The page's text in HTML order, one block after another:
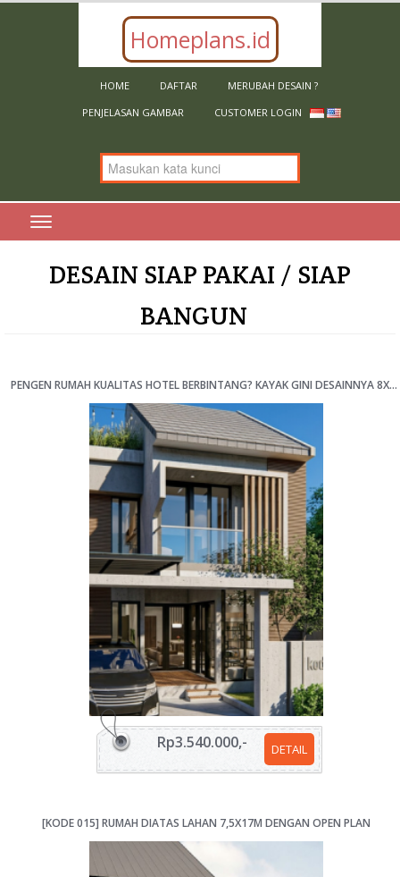
Homeplans.id
HOME DAFTAR
MERUBAH DESAIN ?
PENJELASAN GAMBAR
CUSTOMER LOGIN
DESAIN SIAP PAKAI / SIAP
BANGUN
PENGEN RUMAH KUALITAS HOTEL BERBINTANG? KAYAK GINI DESAINNYA 8X15M [KODE 072C]
DETAIL
Rp3.540.000,-
[KODE 015] RUMAH DIATAS LAHAN 7,5X17M DENGAN OPEN PLAN